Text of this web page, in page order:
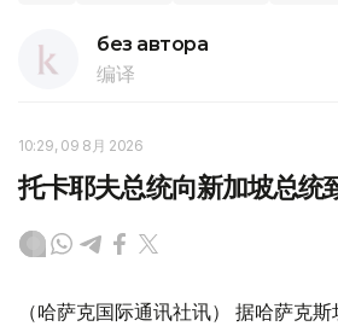
без автора
编译
10:29, 09 8月 2026
托卡耶夫总统向新加坡总统
（哈萨克国际通讯社讯） 据哈萨克